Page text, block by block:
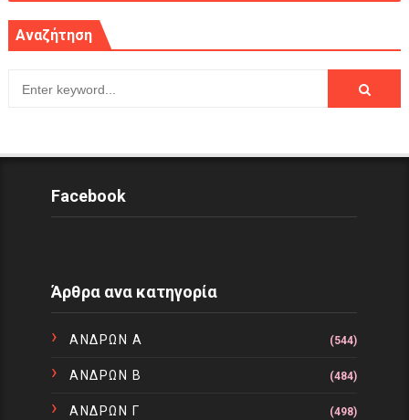
Αναζήτηση
Facebook
Άρθρα ανα κατηγορία
ΑΝΔΡΩΝ Α (544)
ΑΝΔΡΩΝ Β (484)
ΑΝΔΡΩΝ Γ (498)